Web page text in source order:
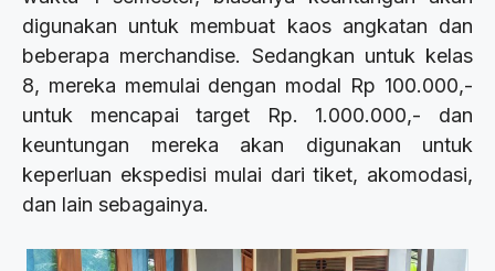
digunakan untuk membuat kaos angkatan dan
beberapa merchandise. Sedangkan untuk kelas
8, mereka memulai dengan modal Rp 100.000,-
untuk mencapai target Rp. 1.000.000,- dan
keuntungan mereka akan digunakan untuk
keperluan ekspedisi mulai dari tiket, akomodasi,
dan lain sebagainya.